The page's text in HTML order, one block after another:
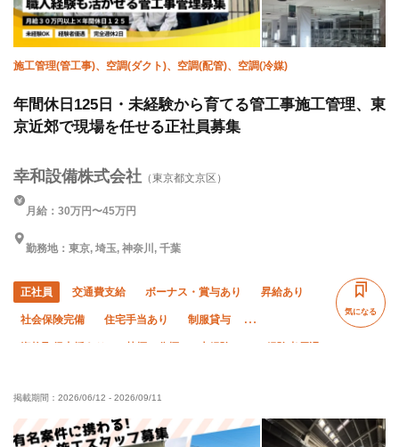
施工管理(管工事)、空調(ダクト)、空調(配管)、空調(冷媒)
年間休日125日・未経験から育てる管工事施工管理、東
京近郊で現場を任せる正社員募集
幸和設備株式会社 （東京都文京区）
月給：30万円〜45万円
勤務地：東京, 埼玉, 神奈川, 千葉
正社員 交通費支給 ボーナス・賞与あり 昇給あり
社会保険完備 住宅手当あり 制服貸与
資格取得支援あり 禁煙・分煙 未経験OK 経験者優遇
完全週休二日制 夏季休暇
気になる
掲載期間： 2026/06/12 - 2026/09/11